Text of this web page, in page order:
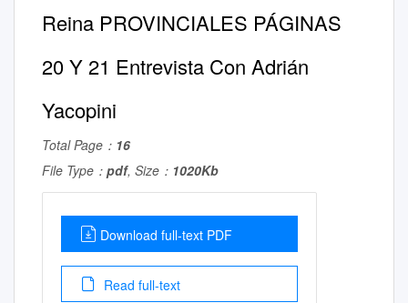
Reina PROVINCIALES PÁGINAS
20 Y 21 Entrevista Con Adrián
Yacopini
Total Page： 16
File Type： pdf, Size： 1020Kb
Download full-text PDF
Read full-text